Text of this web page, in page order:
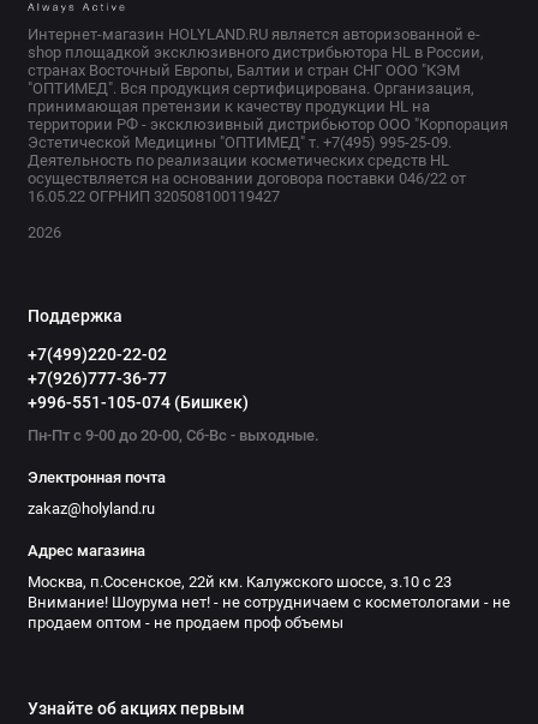
Интернет-магазин HOLYLAND.RU является авторизованной e-
shop площадкой эксклюзивного дистрибьютора HL в России,
странах Восточный Европы, Балтии и стран СНГ ООО "КЭМ
"ОПТИМЕД". Вся продукция сертифицирована. Организация,
принимающая претензии к качеству продукции HL на
территории РФ - эксклюзивный дистрибьютор ООО "Корпорация
Эстетической Медицины "ОПТИМЕД" т. +7(495) 995-25-09.
Деятельность по реализации косметических средств HL
осуществляется на основании договора поставки 046/22 от
16.05.22 ОГРНИП 320508100119427
2026
Поддержка
+7(499)220-22-02
+7(926)777-36-77
+996-551-105-074 (Бишкек)
Пн-Пт с 9-00 до 20-00, Сб-Вс - выходные.
Электронная почта
zakaz@holyland.ru
Адрес магазина
Москва, п.Сосенское, 22й км. Калужского шоссе, з.10 с 23
Внимание! Шоурума нет! - не сотрудничаем с косметологами - не
продаем оптом - не продаем проф объемы
Узнайте об акциях первым